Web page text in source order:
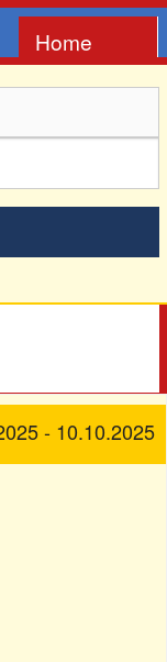
Home
Anbieter
Impressum
- 10.10.2025